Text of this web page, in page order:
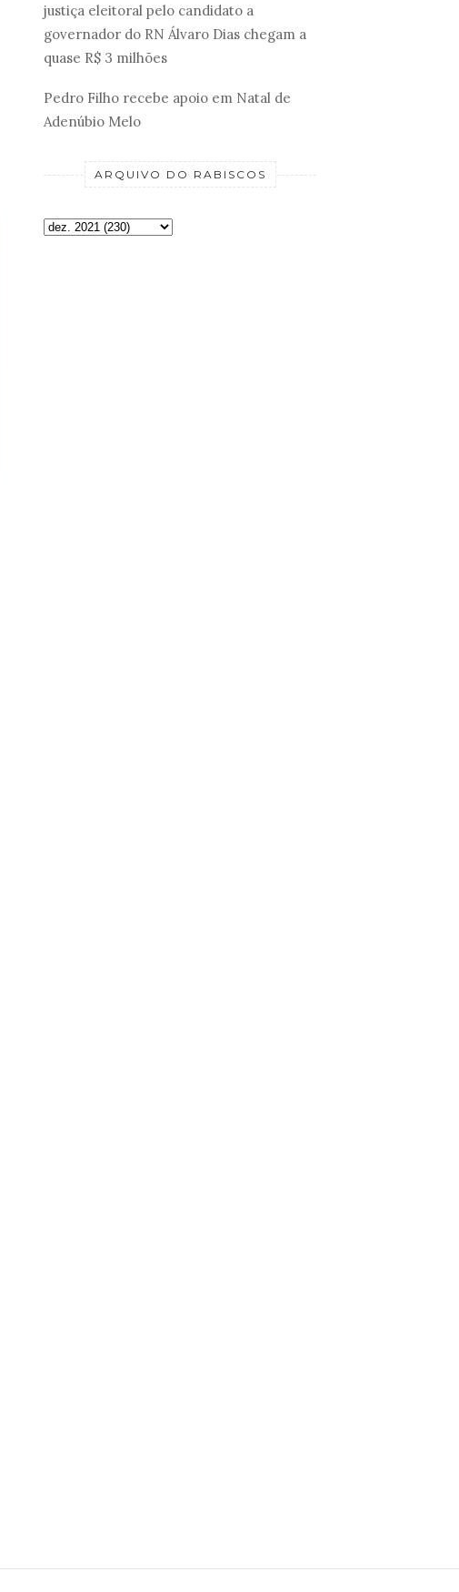
justiça eleitoral pelo candidato a
governador do RN Álvaro Dias chegam a
quase R$ 3 milhões
Pedro Filho recebe apoio em Natal de
Adenúbio Melo
ARQUIVO DO RABISCOS